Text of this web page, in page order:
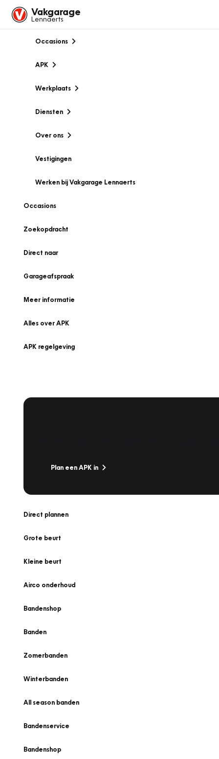
Vakgarage
Lennaerts
Occasions
APK
Werkplaats
Diensten
Over ons
Vestigingen
Werken bij Vakgarage Lennaerts
Occasions
Zoekopdracht
Direct naar
Garageafspraak
Meer informatie
Alles over APK
APK regelgeving
Plan een APK in
Direct plannen
Grote beurt
Kleine beurt
Airco onderhoud
Bandenshop
Banden
Zomerbanden
Winterbanden
All season banden
Bandenservice
Bandenshop